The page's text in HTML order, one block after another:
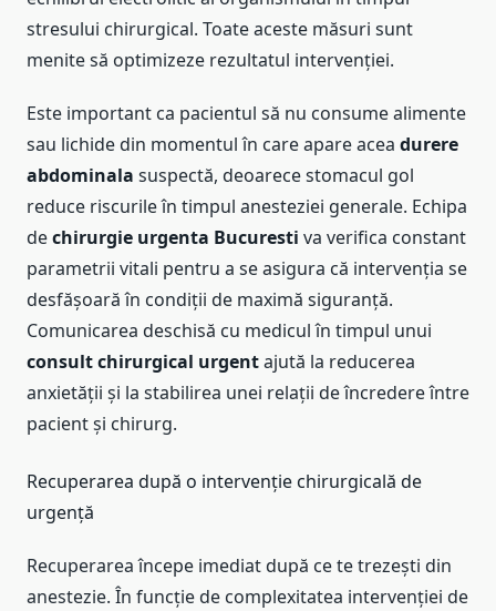
stresului chirurgical. Toate aceste măsuri sunt
menite să optimizeze rezultatul intervenției.
Este important ca pacientul să nu consume alimente
sau lichide din momentul în care apare acea durere
abdominala suspectă, deoarece stomacul gol
reduce riscurile în timpul anesteziei generale. Echipa
dechirurgie urgenta Bucuresti va verifica constant
parametrii vitali pentru a se asigura că intervenția se
desfășoară în condiții de maximă siguranță.
Comunicarea deschisă cu medicul în timpul unui
consult chirurgical urgentajută la reducerea
anxietății și la stabilirea unei relații de încredere între
pacient și chirurg.
Recuperarea după o intervenție chirurgicală de
urgență
Recuperarea începe imediat după ce te trezești din
anestezie. În funcție de complexitatea intervenției de